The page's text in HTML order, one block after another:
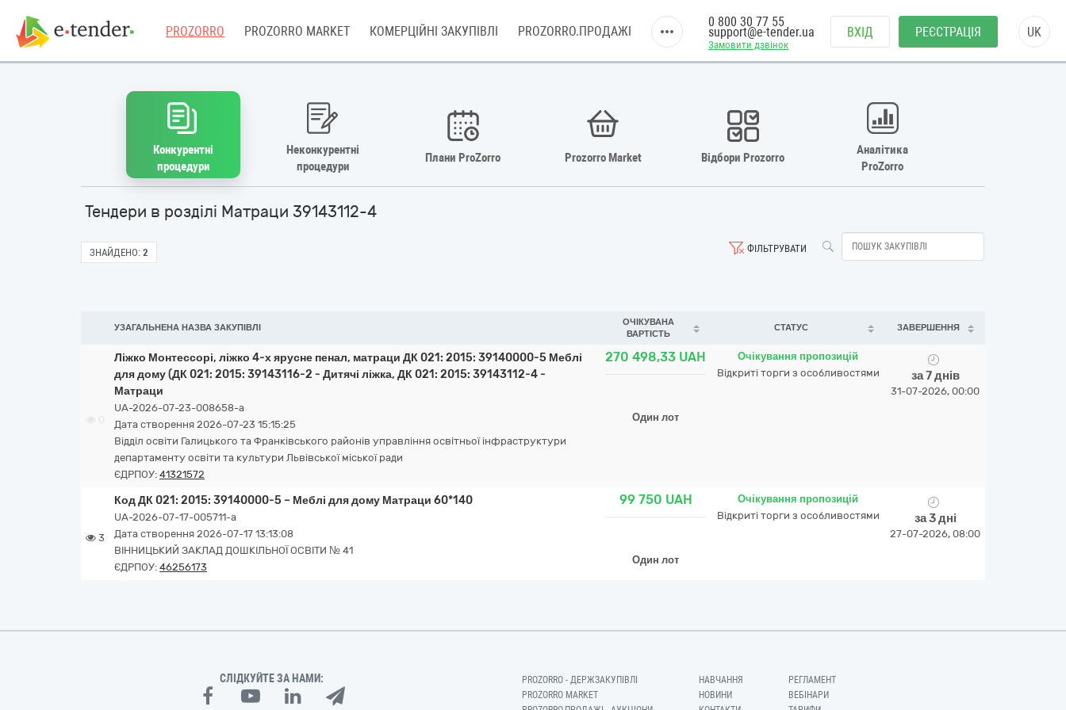
PROZORRO PROZORRO MARKET КОМЕРЦІЙНІ ЗАКУПІВЛІ PROZORRO.ПРОДАЖІ
Замовити дзвінок
0 800 30 77 55
support@e-tender.ua ВХІД РЕЄСТРАЦІЯ UK
Конкурентні
процедури
Неконкурентні
процедури
Плани ProZorro Prozorro Market Відбори Prozorro
Аналітика
ProZorro
Тендери в розділі Матраци 39143112-4
ФІЛЬТРУВАТИ
ЗНАЙДЕНО: 2
УЗАГАЛЬНЕНА НАЗВА ЗАКУПІВЛІ
ОЧІКУВАНА
ВАРТІСТЬ
СТАТУС ЗАВЕРШЕННЯ
Ліжко Монтессорі, ліжко 4-х ярусне пенал, матраци ДК 021: 2015: 39140000-5 Меблі
для дому (ДК 021: 2015: 39143116-2 - Дитячі ліжка, ДК 021: 2015: 39143112-4 -
Матраци
UA-2026-07-23-008658-a
Дата створення 2026-07-23 15:15:25
Відділ освіти Галицького та Франківського районів управління освітньої інфраструктури
департаменту освіти та культури Львівської міської ради
ЄДРПОУ: 41321572
270 498,33 UAH
Один лот
Очікування пропозицій
Відкриті торги з особливостями
за 7 днів
31-07-2026, 00:00
3
Код ДК 021: 2015: 39140000-5 – Меблі для дому Матраци 60*140
UA-2026-07-17-005711-a
Дата створення 2026-07-17 13:13:08
ВІННИЦЬКИЙ ЗАКЛАД ДОШКІЛЬНОЇ ОСВІТИ № 41
ЄДРПОУ: 46256173
99 750 UAH
Один лот
Очікування пропозицій
Відкриті торги з особливостями
за 3 дні
27-07-2026, 08:00
СЛІДКУЙТЕ ЗА НАМИ:
PROZORRO - ДЕРЖЗАКУПІВЛІ
PROZORRO MARKET
НАВЧАННЯ
НОВИНИ
РЕГЛАМЕНТ
ВЕБІНАРИ